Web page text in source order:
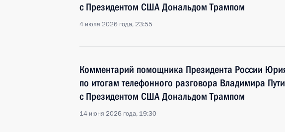
с Президентом США Дональдом Трампом
4 июля 2026 года, 23:55
Комментарий помощника Президента России
по итогам телефонного разговора Владимира
с Президентом США Дональдом Трампом
14 июня 2026 года, 19:30